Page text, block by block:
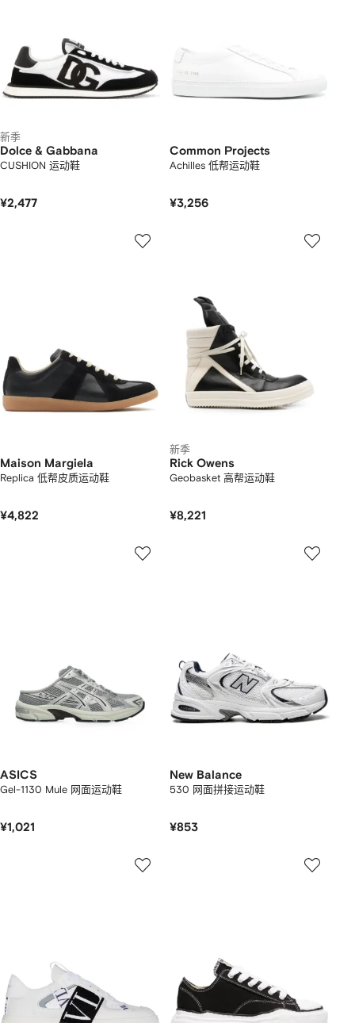
新季
Dolce & Gabbana
CUSHION 运动鞋
¥2,477
Common Projects
Achilles 低帮运动鞋
¥3,256
Maison Margiela
Replica 低帮皮质运动鞋
¥4,822
新季
Rick Owens
Geobasket 高帮运动鞋
¥8,221
ASICS
Gel-1130 Mule 网面运动鞋
¥1,021
New Balance
530 网面拼接运动鞋
¥853